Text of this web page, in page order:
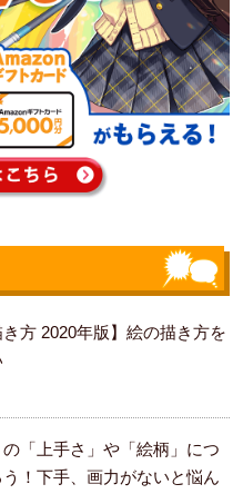
き方 2020年版】絵の描き方を
「上手さ」や「絵柄」につ
！下手、画力がないと悩ん